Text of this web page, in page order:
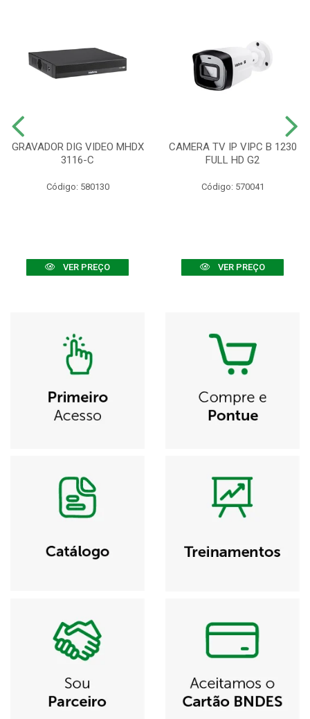
GRAVADOR DIG VIDEO MHDX
3116-C
Código: 580130
VER PREÇO
CAMERA TV IP VIPC B 1230
FULL HD G2
Código: 570041
VER PREÇO